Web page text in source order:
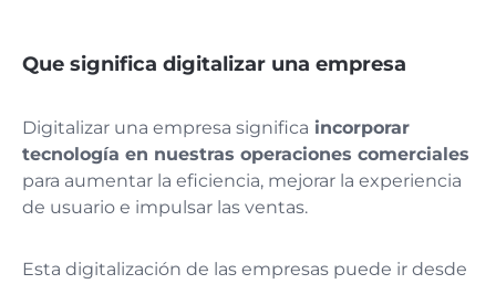
Que significa digitalizar una empresa
Digitalizar una empresa significa incorporar
tecnología en nuestras operaciones comerciales
para aumentar la eficiencia, mejorar la experiencia
de usuario e impulsar las ventas.
Esta digitalización de las empresas puede ir desde